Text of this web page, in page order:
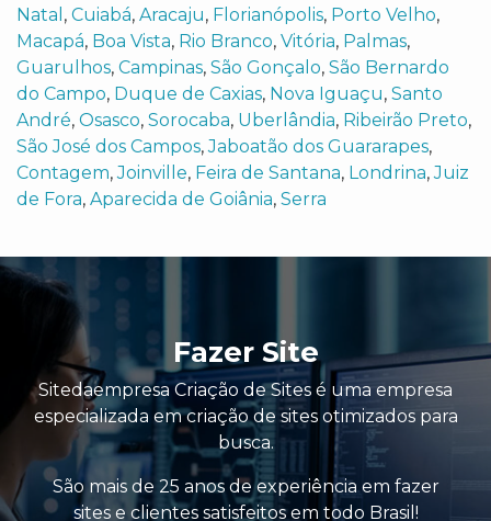
Natal , Cuiabá, Aracaju, Florianópolis, Porto Velho,
Macapá, Boa Vista, Rio Branco, Vitória, Palmas,
Guarulhos, Campinas, São Gonçalo, São Bernardo
do Campo, Duque de Caxias, Nova Iguaçu, Santo
André, Osasco, Sorocaba, Uberlândia, Ribeirão Preto,
São José dos Campos,Jaboatão dos Guararapes,
Contagem,Joinville, Feira de Santana, Londrina,Juiz
de Fora, Aparecida de Goiânia, Serra
Fazer Site
Sitedaempresa Criação de Sites é uma empresa
especializada em criação de sites otimizados para
busca.
São mais de 25 anos de experiência em fazer
sites e clientes satisfeitos em todo Brasil!